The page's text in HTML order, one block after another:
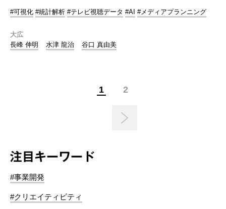
#可視化 #統計解析 #テレビ視聴データ #AI #メディアプランニング
大広
長峰 伸明
水津 龍治 谷口 真由美
1 2
注目キーワード
#事業開発
#クリエイティビティ